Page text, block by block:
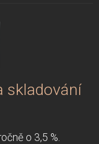
skladování
o 3,5 %.